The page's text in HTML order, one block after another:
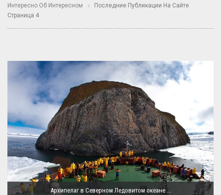
Интересно Об Интересном
Последние Публикации На Сайте
Страница 4
Архипелаг в Северном Ледовитом океане ...